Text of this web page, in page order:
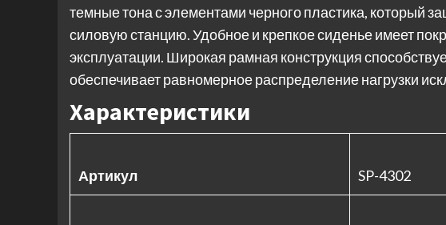
темные тона с элементами черного пластика, который
силовую станцию. Удобное и крепкое сиденье имеет
эксплуатации. Широкая рамная конструкция
обеспечивает равномерное распределение нагрузки
Характеристики
Артикул SP-4302